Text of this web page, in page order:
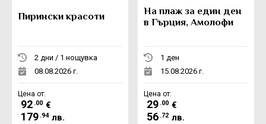
Пирински красоти
2 дни / 1 нощувка
08.08.2026 г.
Цена от:
92 .00 €
179 .94 лв.
На плаж за един ден
в Гърция, Амолофи
1 ден
15.08.2026 г.
Цена от:
29 .00 €
56 .72 лв.